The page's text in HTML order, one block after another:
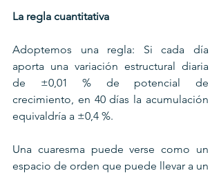
La regla cuantitativa
Adoptemos una regla: Si cada día
aporta una variación estructural diaria
de ±0,01 % de potencial de
crecimiento, en 40 días la acumulación
equivaldría a ±0,4 %.
Una cuaresma puede verse como un
espacio de orden que puede llevar a un